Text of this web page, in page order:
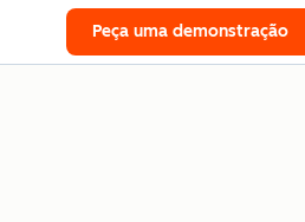
Peça uma demonstração